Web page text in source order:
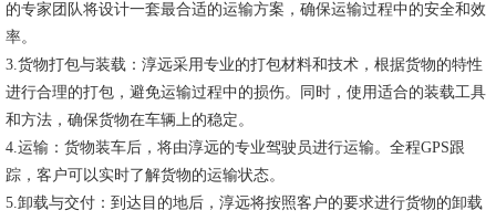
的专家团队将设计一套最合适的运输方案，确保运输过程中的安全和效
率。
3.货物打包与装载：淳远采用专业的打包材料和技术，根据货物的特性
进行合理的打包，避免运输过程中的损伤。同时，使用适合的装载工具
和方法，确保货物在车辆上的稳定。
4.运输：货物装车后，将由淳远的专业驾驶员进行运输。全程GPS跟
踪，客户可以实时了解货物的运输状态。
5.卸载与交付：到达目的地后，淳远将按照客户的要求进行货物的卸载